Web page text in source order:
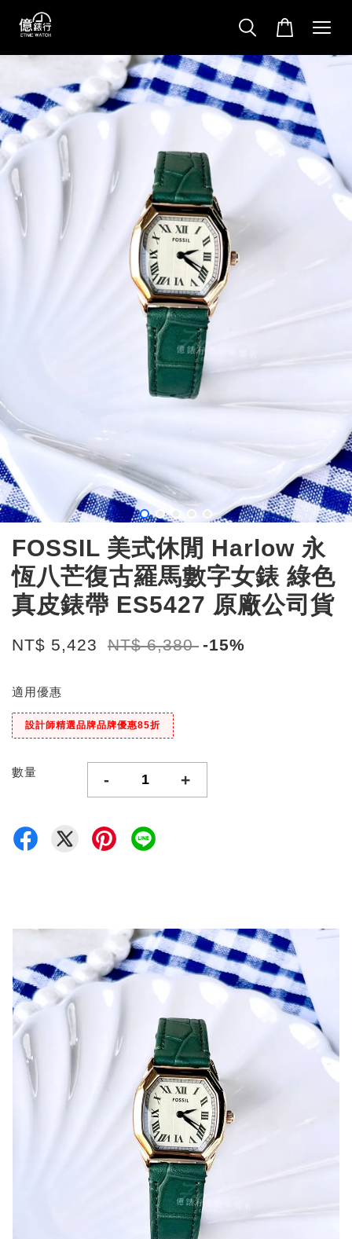
FOSSIL 美式休閒 Harlow 永
恆八芒復古羅馬數字女錶 綠色
真皮錶帶 ES5427 原廠公司貨
NT$ 5,423 NT$ 6,380 -15%
適用優惠
設計師精選品牌品牌優惠85折
數量 - +